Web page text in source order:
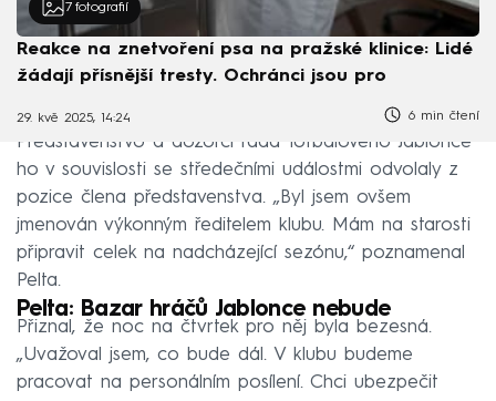
7 fotografií
Reakce na znetvoření psa na pražské klinice: Lidé
žádají přísnější tresty. Ochránci jsou pro
29. kvě 2025, 14:24 6 min čtení
Představenstvo a dozorčí rada fotbalového Jablonce
ho v souvislosti se středečními událostmi odvolaly z
pozice člena představenstva. „Byl jsem ovšem
jmenován výkonným ředitelem klubu. Mám na starosti
připravit celek na nadcházející sezónu,“ poznamenal
Pelta.
Pelta: Bazar hráčů Jablonce nebude
Přiznal, že noc na čtvrtek pro něj byla bezesná.
„Uvažoval jsem, co bude dál. V klubu budeme
pracovat na personálním posílení. Chci ubezpečit